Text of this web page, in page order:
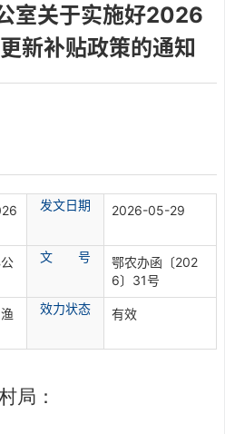
室关于实施好2026
新补贴政策的通知
发文日期 2026-05-29
文 号
鄂农办函〔202
6〕31号
效力状态 有效
局 ：